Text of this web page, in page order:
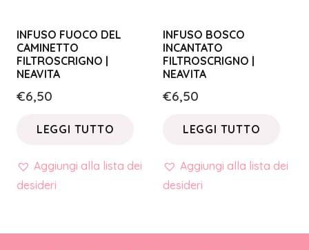
INFUSO FUOCO DEL
CAMINETTO
FILTROSCRIGNO |
NEAVITA
€6,50
LEGGI TUTTO
Aggiungi alla lista dei
desideri
INFUSO BOSCO
INCANTATO
FILTROSCRIGNO |
NEAVITA
€6,50
LEGGI TUTTO
Aggiungi alla lista dei
desideri